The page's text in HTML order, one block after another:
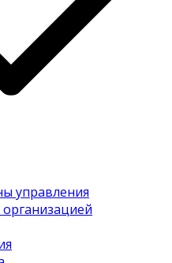
управления